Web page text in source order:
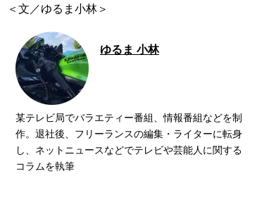
ゆるま 小林
某テレビ局でバラエティー番組、情報番組などを制
作。退社後、フリーランスの編集・ライターに転身
し、ネットニュースなどでテレビや芸能人に関する
コラムを執筆